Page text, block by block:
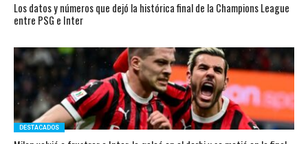
Los datos y números que dejó la histórica final de la Champions League
entre PSG e Inter
DESTACADOS